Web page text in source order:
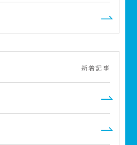
新着記事